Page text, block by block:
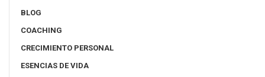
BLOG
COACHING
CRECIMIENTO PERSONAL
ESENCIAS DE VIDA